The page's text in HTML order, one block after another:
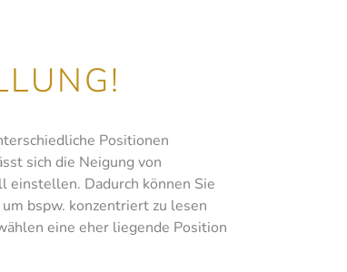
Positionen
sich die Neigung von
einstellen. Dadurch können Sie
bspw. konzentriert zu lesen
eine eher liegende Position